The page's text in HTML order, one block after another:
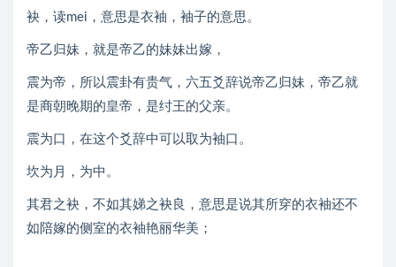
袂，读mei，意思是衣袖，袖子的意思。
帝乙归妹，就是帝乙的妹妹出嫁，
震为帝，所以震卦有贵气，六五爻辞说帝乙归妹，帝乙就
是商朝晚期的皇帝，是纣王的父亲。
震为口，在这个爻辞中可以取为袖口。
坎为月，为中。
其君之袂，不如其娣之袂良，意思是说其所穿的衣袖还不
如陪嫁的侧室的衣袖艳丽华美；